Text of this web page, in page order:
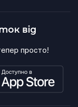
від
просто!